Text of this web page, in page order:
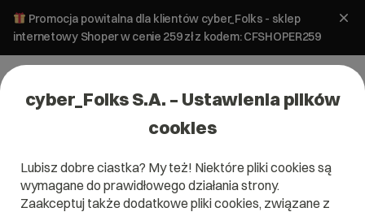
Promocja powitalna dla klientów cyber_Folks - sklep
internetowy Shoper w cenie 259 zł z kodem: CFSHOPER259
cyber_Folks S.A. – Ustawienia plików
cookies
Lubisz dobre ciastka? My też! Niektóre pliki cookies są
wymagane do prawidłowego działania strony.
Zaakceptuj także dodatkowe pliki cookies, związane z